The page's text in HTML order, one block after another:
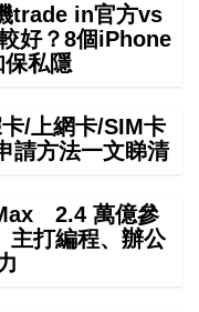
trade in官方vs
好？8個iPhone
私隱
/上網卡/SIM卡
請方法一文睇清
2.4 萬億參
打編程、辦公